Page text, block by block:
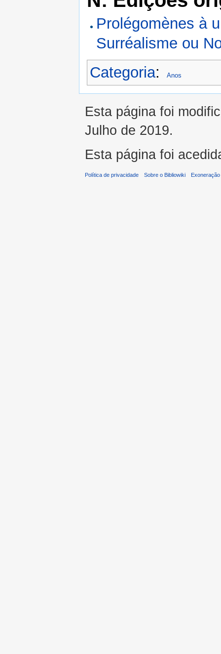
Prolégomènes à
Surréalisme ou
Categoria: Anos
Esta página foi
Julho de 2019.
Esta página foi
Política de privacidade Sobre o Bibliowiki